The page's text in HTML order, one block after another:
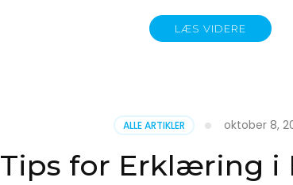
LÆS VIDERE
ALLE ARTIKLER oktober 8,
Tips for Erklæring i